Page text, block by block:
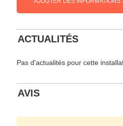
ACTUALITÉS
Pas d'actualités pour cette
AVIS